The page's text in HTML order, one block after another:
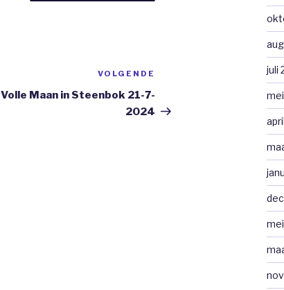
VOLGENDE
Volle Maan in Steenbok 21-7-
2024
juli